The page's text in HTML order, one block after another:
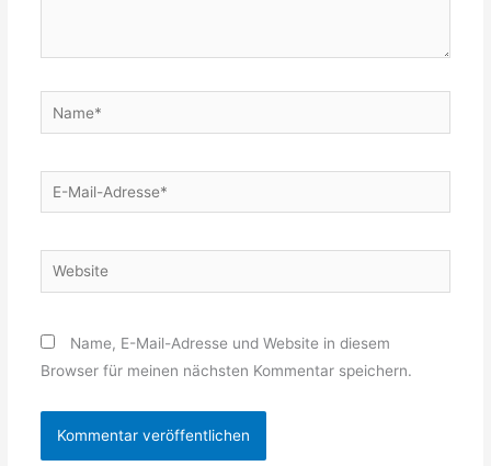
Name*
E-
Mail-
Website
Name, E-Mail-Adresse und Website in diesem
Browser für meinen nächsten Kommentar speichern.